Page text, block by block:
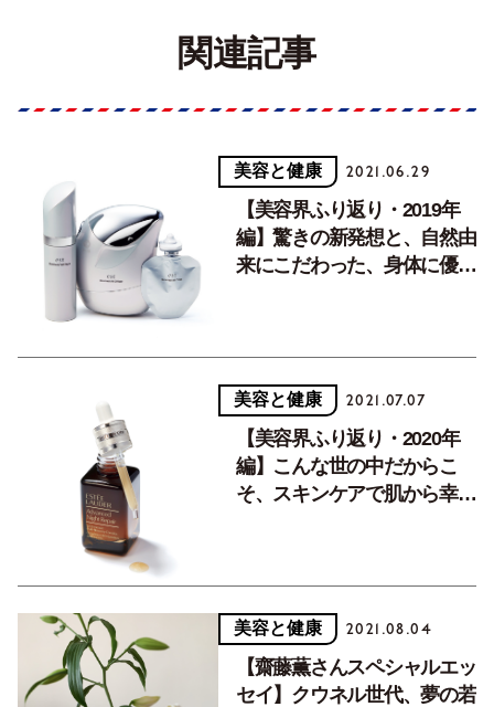
関連記事
美容と健康 2021.06.29
【美容界ふり返り・2019年
編】驚きの新発想と、自然由
来にこだわった、身体に優し
美容と健康 2021.07.07
【美容界ふり返り・2020年
編】こんな世の中だからこ
そ、スキンケアで肌から幸せ
美容と健康 2021.08.04
【齋藤薫さんスペシャルエッ
セイ】クウネル世代、夢の若